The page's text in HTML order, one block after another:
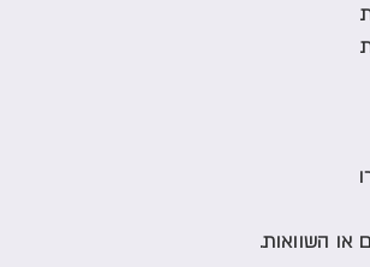
או השוואות.